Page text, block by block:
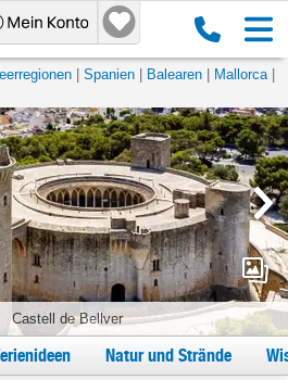
Spanien Balearen
Mallorca
Castell de Bellver
Natur und Strände